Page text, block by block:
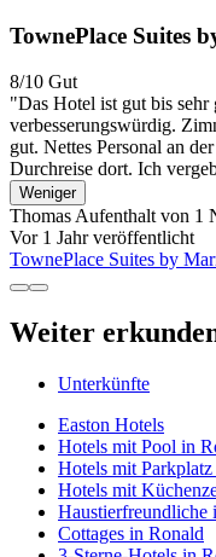
TownePlace Suites
8/10 Gut
"Das Hotel ist gut bis
verbesserungswürdig.
gut. Nettes Personal an
Durchreise dort. Ich
Weniger
Thomas Aufenthalt von 1
Vor 1 Jahr veröffentlicht
TownePlace Suites by
Weiter
Unterkünfte
Easton Hotels
Hotels mit Pool in
Hotels mit
Hotels mit
Haustierfreundliche
Cottages in Ronald